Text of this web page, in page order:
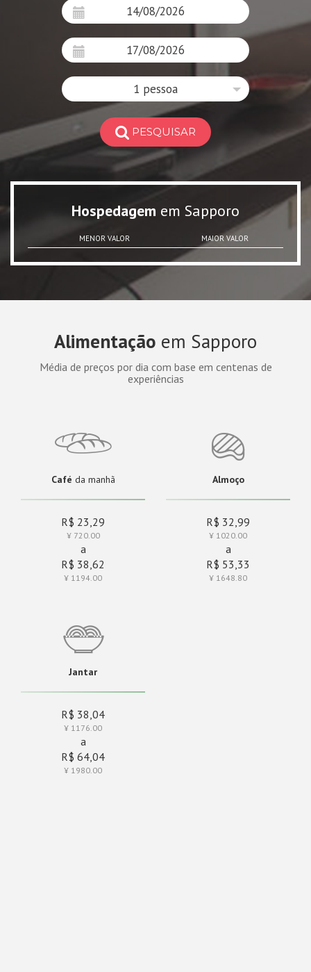
1 pessoa
PESQUISAR
Hospedagem em Sapporo
MENOR VALOR MAIOR VALOR
Alimentação em Sapporo
Média de preços por dia com base em centenas de
experiências
Café da manhã
R$ 23,29
¥ 720.00
a
R$ 38,62
¥ 1194.00
Almoço
R$ 32,99
¥ 1020.00
a
R$ 53,33
¥ 1648.80
Jantar
R$ 38,04
¥ 1176.00
a
R$ 64,04
¥ 1980.00